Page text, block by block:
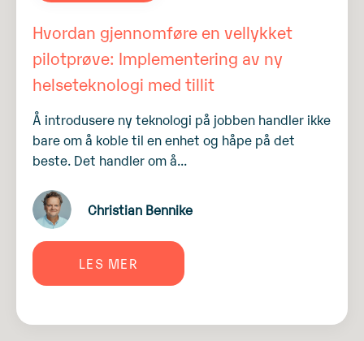
Hvordan gjennomføre en vellykket
pilotprøve: Implementering av ny
helseteknologi med tillit
Å introdusere ny teknologi på jobben handler ikke
bare om å koble til en enhet og håpe på det
beste. Det handler om å...
Christian Bennike
LES MER